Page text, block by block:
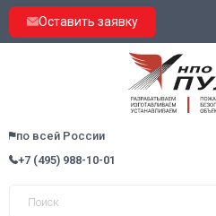
Оставить заявку
по всей России
+7 (495) 988-10-01